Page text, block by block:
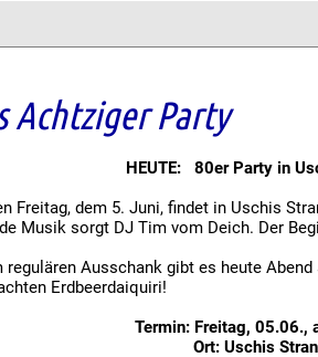
Achtziger Party
HEUTE: 80er Party in
Freitag, dem 5. Juni, findet in Uschis
Musik sorgt DJ Tim vom Deich. Der
regulären Ausschank gibt es heute
Erdbeerdaiquiri!
Termin: Freitag, 05.06.,
Ort: Uschis